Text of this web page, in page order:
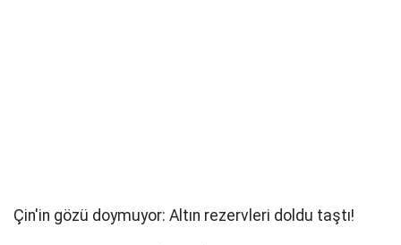
Çin'in gözü doymuyor: Altın rezervleri doldu taştı!